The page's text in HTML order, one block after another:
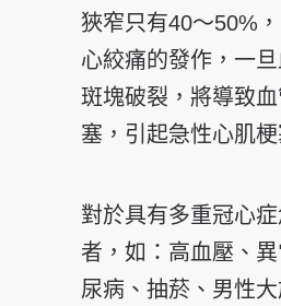
狹窄只有40～50%
心絞痛的發作，一
斑塊破裂，將導致
塞，引起急性心肌梗
對於具有多重冠心
者，如：高血壓、
尿病、抽菸、男性